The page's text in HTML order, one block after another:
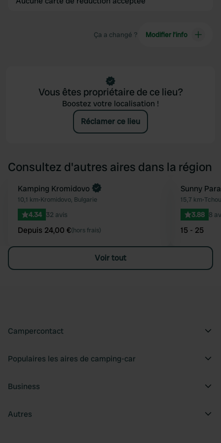
Ça a changé ? Modifier l’info
Vous êtes propriétaire de ce lieu?
Boostez votre localisation !
Réclamer ce lieu
Consultez d'autres aires dans la région
Préféré
Reserve maintenant
Kamping Kromidovo
10,1 km•Kromidovo, Bulgarie
4.34 32 avis
Depuis 24,00 €(hors frais)
Sunny
15,7 km•
3.88 8
15 - 25
Voir tout
Campercontact
Populaires les aires de camping-car
Business
Autres